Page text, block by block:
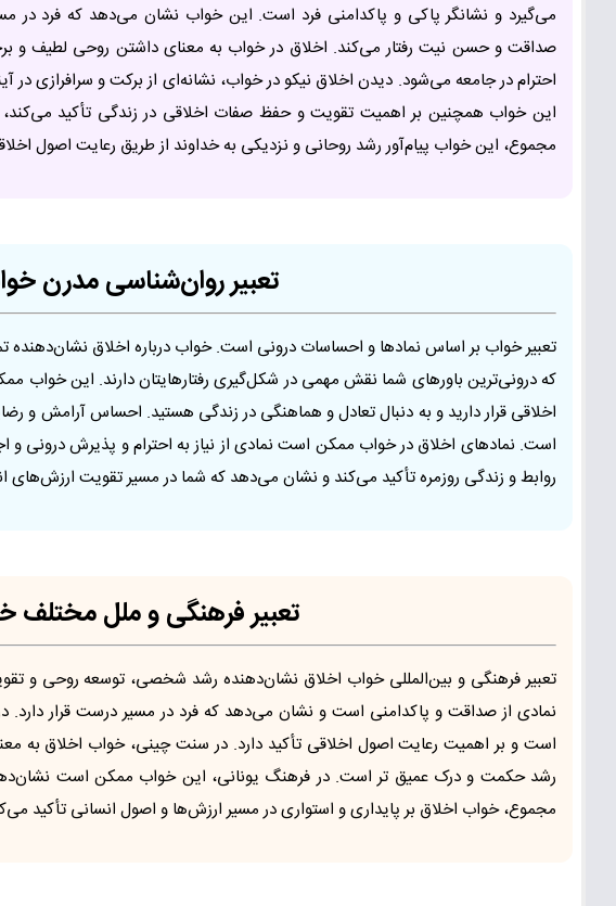
می‌گیرد و نشانگر پاکی و پاکدامنی فرد است. این خواب نشان می‌دهد که فرد در
صداقت و حسن نیت رفتار می‌کند. اخلاق در خواب به معنای داشتن روحی لطیف و
احترام در جامعه می‌شود. دیدن اخلاق نیکو در خواب، نشانه‌ای از برکت و سرافرازی
این خواب همچنین بر اهمیت تقویت و حفظ صفات اخلاقی در زندگی تأکید
مجموع، این خواب پیام‌آور رشد روحانی و نزدیکی به خداوند از طریق رعایت اصول
تعبیر روان‌شناسی مدرن
تعبیر خواب بر اساس نمادها و احساسات درونی است. خواب درباره اخلاق
که درونی‌ترین باورهای شما نقش مهمی در شکل‌گیری رفتارهایتان دارند. این
اخلاقی قرار دارید و به دنبال تعادل و هماهنگی در زندگی هستید. احساس آرامش و
است. نمادهای اخلاق در خواب ممکن است نمادی از نیاز به احترام و پذیرش درونی
روابط و زندگی روزمره تأکید می‌کند و نشان می‌دهد که شما در مسیر تقویت ارزش‌های
تعبیر فرهنگی و ملل مختلف
تعبیر فرهنگی و بین‌المللی خواب اخلاق نشان‌دهنده رشد شخصی، توسعه روحی و
نمادی از صداقت و پاکدامنی است و نشان می‌دهد که فرد در مسیر درست قرار دارد.
است و بر اهمیت رعایت اصول اخلاقی تأکید دارد. در سنت چینی، خواب اخلاق به
رشد حکمت و درک عمیق تر است. در فرهنگ یونانی، این خواب ممکن است
مجموع، خواب اخلاق بر پایداری و استواری در مسیر ارزش‌ها و اصول انسانی تأکید